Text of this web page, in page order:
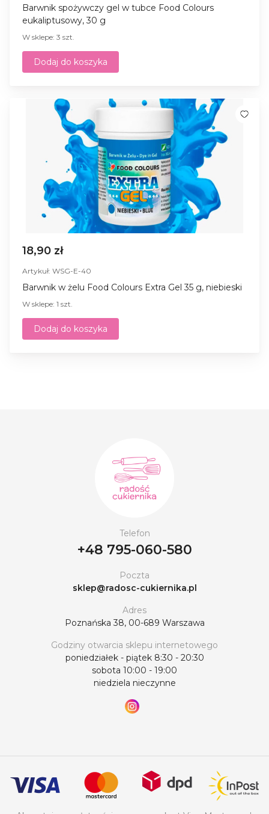
Barwnik spożywczy gel w tubce Food Colours
eukaliptusowy, 30 g
W sklepe: 3 szt.
Dodaj do koszyka
18,90 zł
Artykuł: WSG-E-40
Barwnik w żelu Food Colours Extra Gel 35 g, niebieski
W sklepe: 1 szt.
Dodaj do koszyka
Telefon
+48 795-060-580
Poczta
sklep@radosc-cukiernika.pl
Adres
Poznańska 38, 00-689 Warszawa
Godziny otwarcia sklepu internetowego
poniedziałek - piątek 8:30 - 20:30
sobota 10:00 - 19:00
niedziela nieczynne